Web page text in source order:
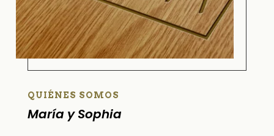
QUIÉNES SOMOS
María y Sophia